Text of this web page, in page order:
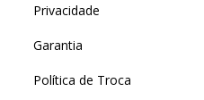
Privacidade
Garantia
Política de Troca